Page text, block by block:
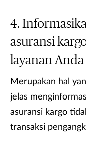
asuransi
layanan Anda
Merupakan hal
jelas
asuransi kargo
transaksi